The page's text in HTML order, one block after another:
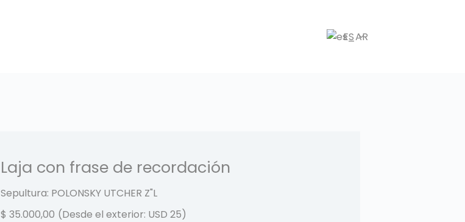
ES
Laja con frase de recordación
Sepultura: POLONSKY UTCHER Z"L
$ 35.000,00 (Desde el exterior: USD 25)